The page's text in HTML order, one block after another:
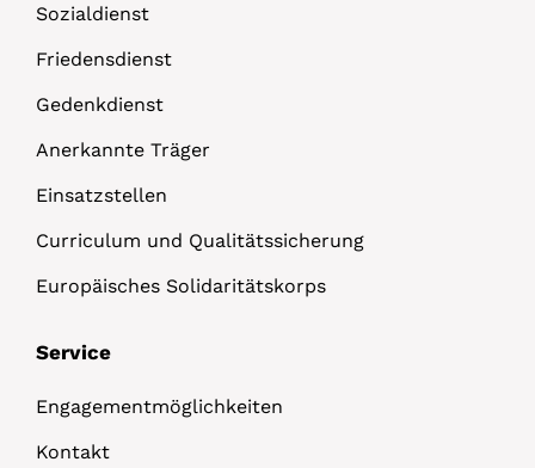
Sozialdienst
Friedensdienst
Gedenkdienst
Anerkannte Träger
Einsatzstellen
Curriculum und Qualitätssicherung
Europäisches Solidaritätskorps
Service
Engagementmöglichkeiten
Kontakt